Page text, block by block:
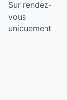
Sur rendez-
vous
uniquement